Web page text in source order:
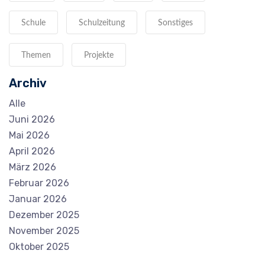
Schule Schulzeitung Sonstiges
Themen Projekte
Archiv
Alle
Juni 2026
Mai 2026
April 2026
März 2026
Februar 2026
Januar 2026
Dezember 2025
November 2025
Oktober 2025